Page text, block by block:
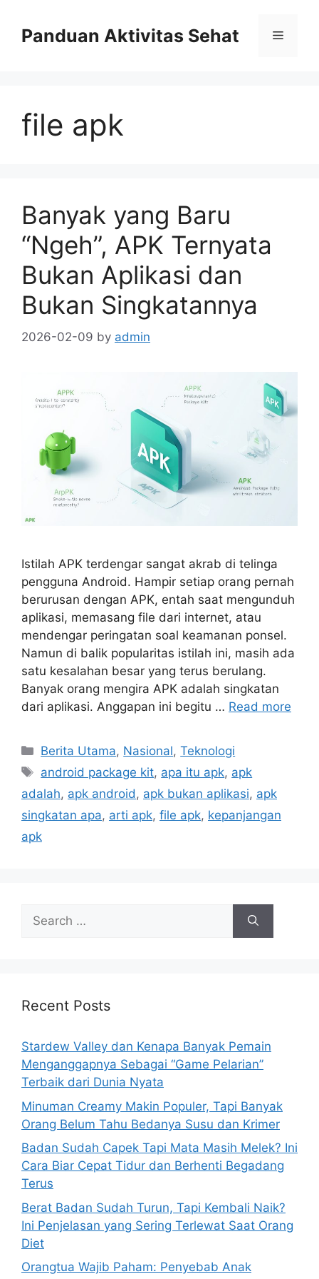
contentPanduan Aktivitas Sehat Menu
file apk
Banyak yang Baru
“Ngeh”, APK Ternyata
Bukan Aplikasi dan
Bukan Singkatannya
2026-02-09 by admin
Istilah APK terdengar sangat akrab di telinga
pengguna Android. Hampir setiap orang pernah
berurusan dengan APK, entah saat mengunduh
aplikasi, memasang file dari internet, atau
mendengar peringatan soal keamanan ponsel.
Namun di balik popularitas istilah ini, masih ada
satu kesalahan besar yang terus berulang.
Banyak orang mengira APK adalah singkatan
dari aplikasi. Anggapan ini begitu … Read more
C
a
e
g
o
Berita Utama, Nasional,Teknologi
T
a
s
android package kit, apa itu apk, apk
adalah, apk android, apk bukan aplikasi, apk
singkatan apa, arti apk, file apk, kepanjangan
apk
h
r
:
Recent Posts
Stardew Valley dan Kenapa Banyak Pemain
Menganggapnya Sebagai “Game Pelarian”
Terbaik dari Dunia Nyata
Minuman Creamy Makin Populer, Tapi Banyak
Orang Belum Tahu Bedanya Susu dan Krimer
Badan Sudah Capek Tapi Mata Masih Melek? Ini
Cara Biar Cepat Tidur dan Berhenti Begadang
Terus
Berat Badan Sudah Turun, Tapi Kembali Naik?
Ini Penjelasan yang Sering Terlewat Saat Orang
Diet
Orangtua Wajib Paham: Penyebab Anak